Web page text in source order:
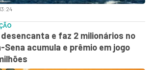
e faz 2 milionários no
Sena acumula e prêmio em jogo